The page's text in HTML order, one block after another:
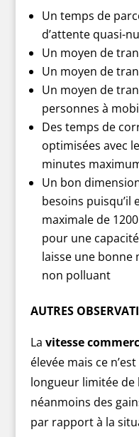
Un temps de
d’attente quasi-
Un moyen de
Un moyen de
Un moyen de
personnes à
Des temps de
optimisées avec
minutes
Un bon
besoins puisqu’il
maximale de
pour une
laisse une bonne
non polluant
AUTRES
La vitesse
élevée mais ce
longueur limitée de
néanmoins des
par rapport à la